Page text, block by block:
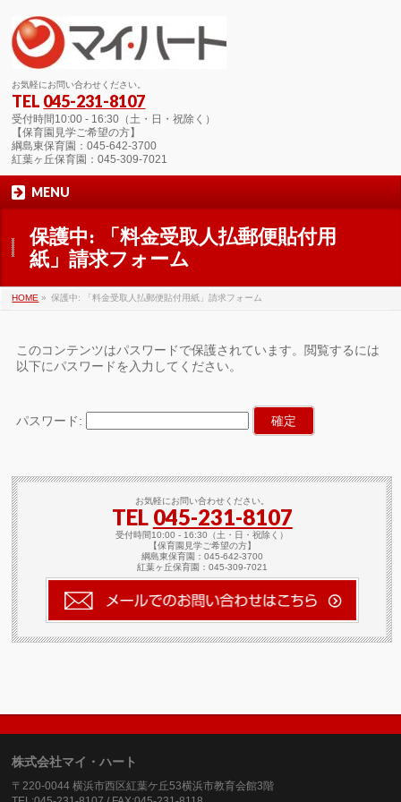
お気軽にお問い合わせください。
TEL 045-231-8107
受付時間10:00 - 16:30（土・日・祝除く）
【保育園見学ご希望の方】
綱島東保育園：045-642-3700
紅葉ヶ丘保育園：045-309-7021
MENU
保護中: 「料金受取人払郵便貼付用
紙」請求フォーム
HOME » 保護中: 「料金受取人払郵便貼付用紙」請求フォーム
このコンテンツはパスワードで保護されています。閲覧するには
以下にパスワードを入力してください。
パスワード:
お気軽にお問い合わせください。
TEL 045-231-8107
受付時間10:00 - 16:30（土・日・祝除く）
【保育園見学ご希望の方】
綱島東保育園：045-642-3700
紅葉ヶ丘保育園：045-309-7021
株式会社マイ・ハート
〒220-0044 横浜市西区紅葉ケ丘53横浜市教育会館3階